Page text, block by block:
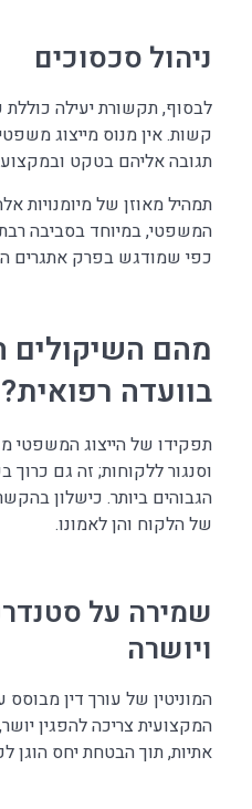
ניהול סכסוכים
לבסוף, תקשורת יעילה כוללת
קשות. אין מנוס מייצוג
תגובה אליהם בטקט
תמהיל מאוזן של מיומנויות
המשפטי, במיוחד בסביבה
כפי שמודגש בפרק אתגרים
מהם השיקולים
בוועדה רפואית?
תפקידו של הייצוג המשפטי
וסנגור ללקוחות; זה גם
הגבוהים ביותר. כישלון
של הלקוח והן לאמונו.
שמירה על
ויושרה
המוניטין של עורך דין
המקצועית צריכה להפגין
אתיות, תוך הבטחת יחס הוגן